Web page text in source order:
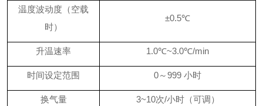
温度波动度（空载
时）
±0.5℃
升温速率 1.0℃~3.0℃/min
时间设定范围 0～999 小时
换气量 3~10次/小时（可调）